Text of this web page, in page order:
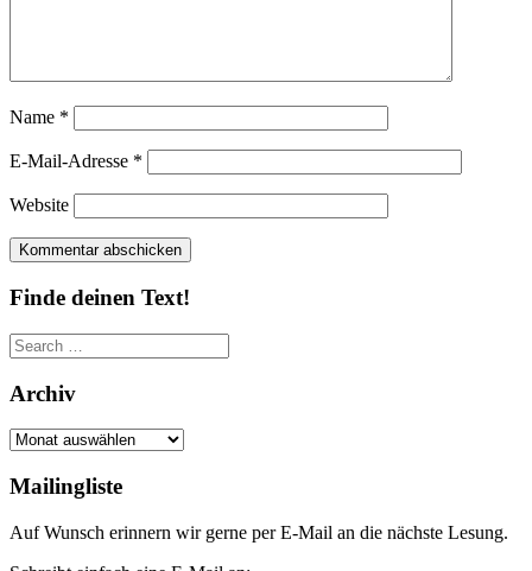
Name *
E-Mail-Adresse *
Website
Finde deinen Text!
Search
for:
Archiv
Archiv
Mailingliste
Auf Wunsch erinnern wir gerne per E-Mail an die nächste Lesung.